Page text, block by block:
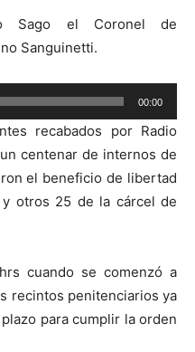
Sago el Coronel de
Sanguinetti.
00:00
recabados por Radio
centenar de internos de
el beneficio de libertad
otros 25 de la cárcel de
cuando se comenzó a
recintos penitenciarios ya
para cumplir la orden